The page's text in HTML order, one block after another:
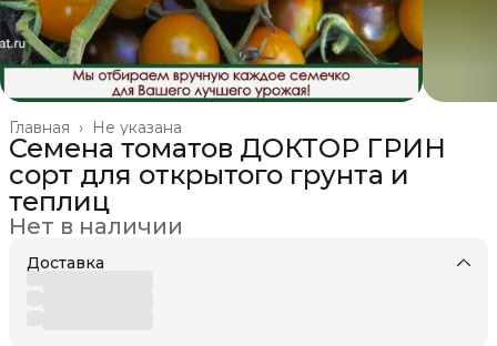
Не указана
Главная ›
Семена томатов ДОКТОР ГРИН
сорт для открытого грунта и
теплиц
Нет в наличии
Доставка